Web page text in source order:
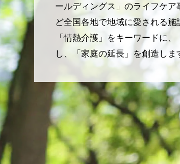
ールディングス」のライフケ
ど全国各地で地域に愛される
「情熱介護」をキーワードに
し、「家庭の延長」を創造しま